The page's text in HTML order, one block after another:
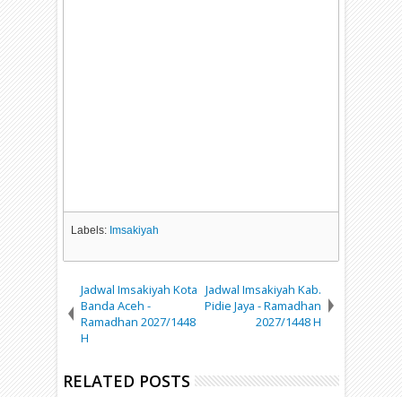
Labels: Imsakiyah
Jadwal Imsakiyah Kota
Banda Aceh -
Ramadhan 2027/1448
H
Jadwal Imsakiyah Kab.
Pidie Jaya - Ramadhan
2027/1448 H
RELATED POSTS